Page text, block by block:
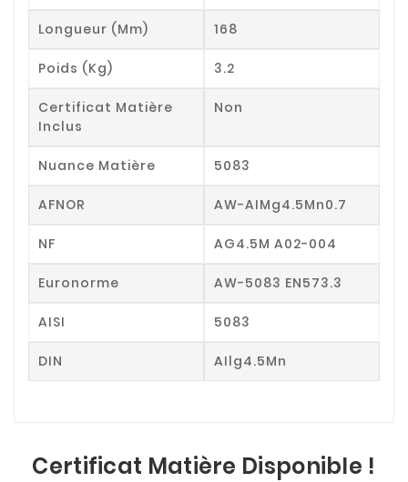
Longueur (mm) 168
Poids (kg) 3.2
Certificat Matière
Inclus
Non
Nuance Matière 5083
AFNOR AW-AIMg4.5Mn0.7
NF AG4.5M A02-004
Euronorme AW-5083 EN573.3
AISI 5083
DIN AIlg4.5Mn
Certificat Matière Disponible !